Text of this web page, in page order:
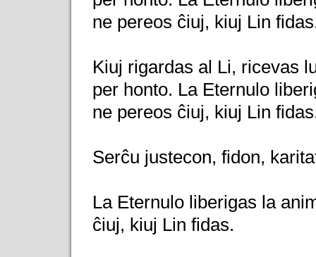
ne pereos ĉiuj, kiuj Lin
Kiuj rigardas al Li, ricevas
per honto. La Eternulo
ne pereos ĉiuj, kiuj Lin
Serĉu justecon, fidon,
La Eternulo liberigas la
ĉiuj, kiuj Lin fidas.